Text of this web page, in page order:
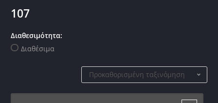
107
Διαθεσιμότητα:
Διαθέσιμα
Προκαθορισμένη ταξινόμηση